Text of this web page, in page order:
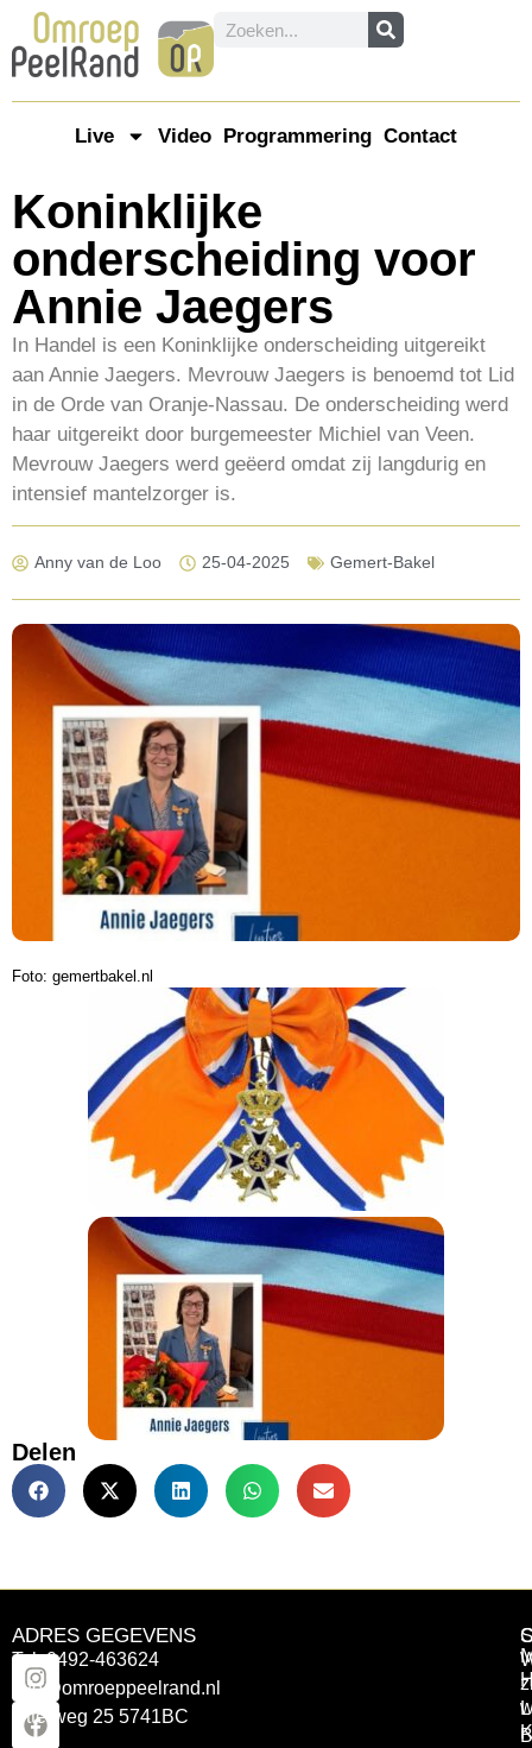
Live Video Programmering Contact
Koninklijke
onderscheiding voor
Annie Jaegers
In Handel is een Koninklijke onderscheiding uitgereikt
aan Annie Jaegers. Mevrouw Jaegers is benoemd tot Lid
in de Orde van Oranje-Nassau. De onderscheiding werd
haar uitgereikt door burgemeester Michiel van Veen.
Mevrouw Jaegers werd geëerd omdat zij langdurig en
intensief mantelzorger is.
Anny van de Loo 25-04-2025 Gemert-Bakel
Foto: gemertbakel.nl
Delen
ADRES GEGEVENS
Tel: 0492-463624
info@omroeppeelrand.nl
Otterweg 25 5741BC